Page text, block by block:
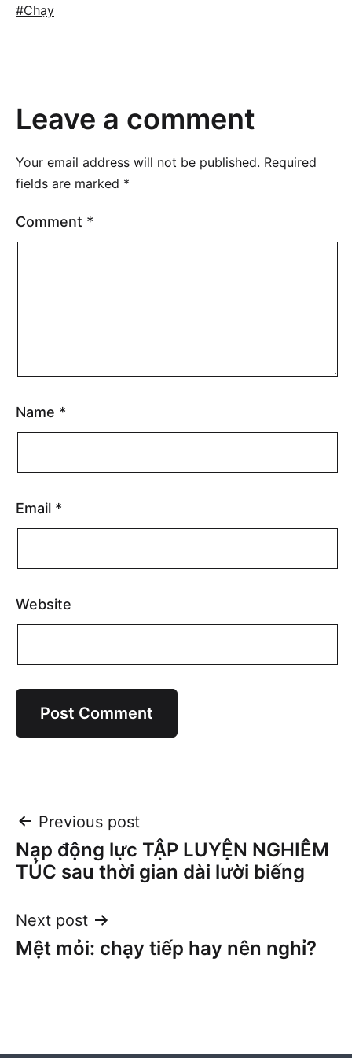
as
Tagged
Chạy
Leave a comment
Your email address will not be published. Required
fields are marked *
Comment *
Name *
Email *
Website
Post
navigation
Previous post
Nạp động lực TẬP LUYỆN NGHIÊM
TÚC sau thời gian dài lười biếng
Next post
Mệt mỏi: chạy tiếp hay nên nghỉ?